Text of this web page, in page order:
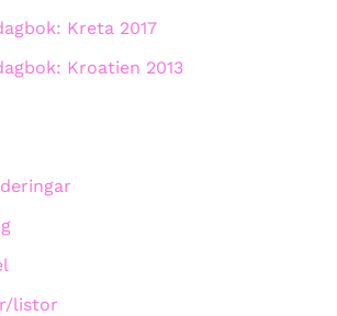
Kreta 2017
Kroatien 2013
listor